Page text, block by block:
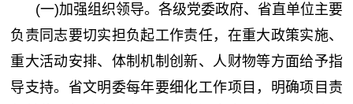
(一)加强组织领导。各级党委政府、省直单位主要
负责同志要切实担负起工作责任，在重大政策实施、
重大活动安排、体制机制创新、人财物等方面给予指
导支持。省文明委每年要细化工作项目，明确项目责